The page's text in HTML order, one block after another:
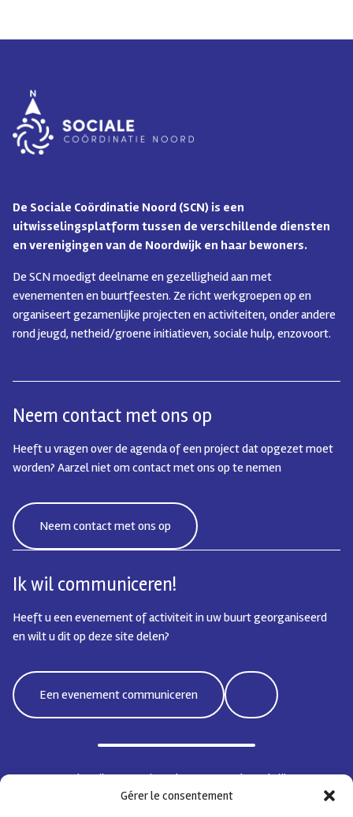
Gérer le consentement
De Sociale Coördinatie Noord (SCN) is een
uitwisselingsplatform tussen de verschillende diensten
en verenigingen van de Noordwijk en haar bewoners.
De SCN moedigt deelname en gezelligheid aan met
evenementen en buurtfeesten. Ze richt werkgroepen op en
organiseert gezamenlijke projecten en activiteiten, onder andere
rond jeugd, netheid/groene initiatieven, sociale hulp, enzovoort.
Neem contact met ons op
Heeft u vragen over de agenda of een project dat opgezet moet
worden? Aarzel niet om contact met ons op te nemen
Neem contact met ons op
Ik wil communiceren!
Heeft u een evenement of activiteit in uw buurt georganiseerd
en wilt u dit op deze site delen?
Een evenement communiceren
Bd Emile Jacqmain 95 | 1000 Brussel - België
coordisocialebxlnord@protonmail.com